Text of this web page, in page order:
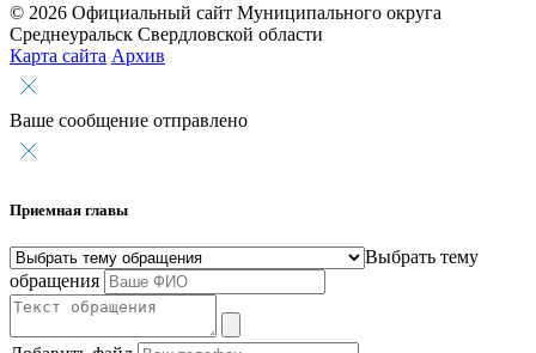
© 2026 Официальный сайт Муниципального округа
Среднеуральск Свердловской области
Карта сайта Архив
Ваше сообщение отправлено
Приемная главы
Выбрать тему
обращения